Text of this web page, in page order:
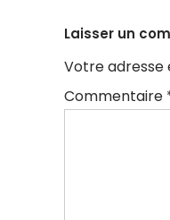
articles
Laisser un
Votre adresse
Commentaire